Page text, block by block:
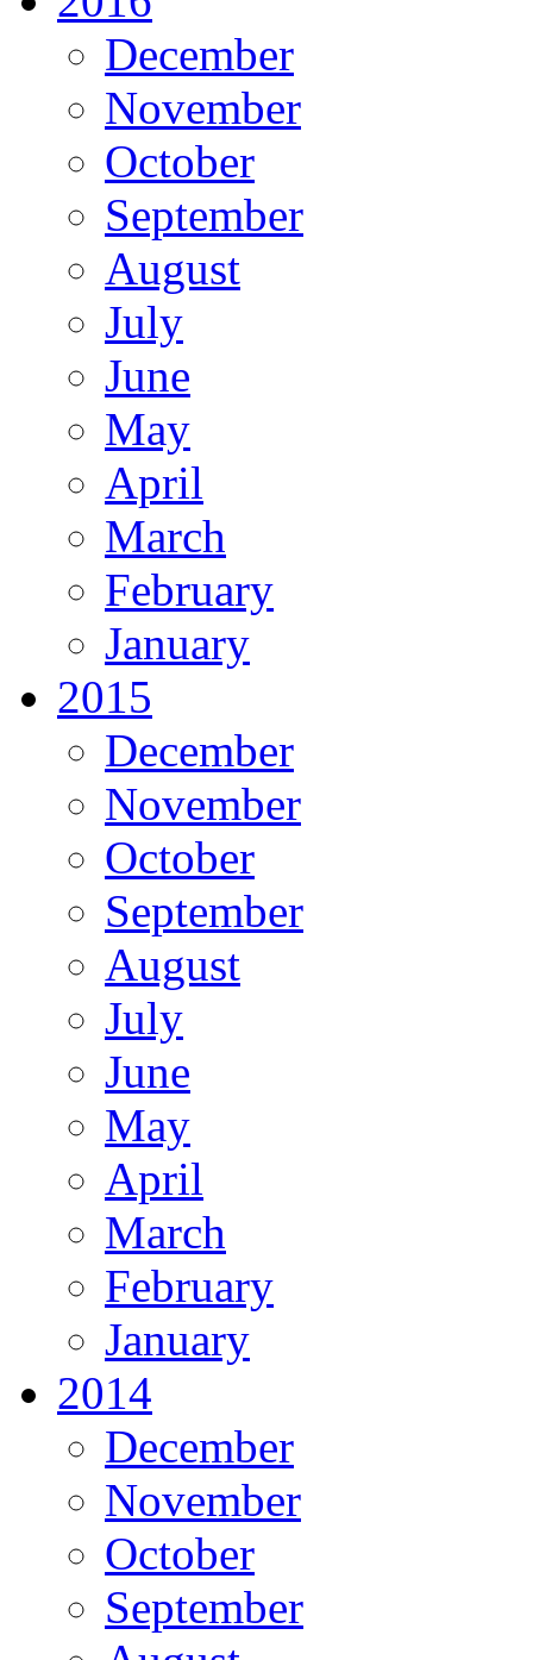
December
November
October
September
August
July
June
May
April
March
February
January
2015
December
November
October
September
August
July
June
May
April
March
February
January
2014
December
November
October
September